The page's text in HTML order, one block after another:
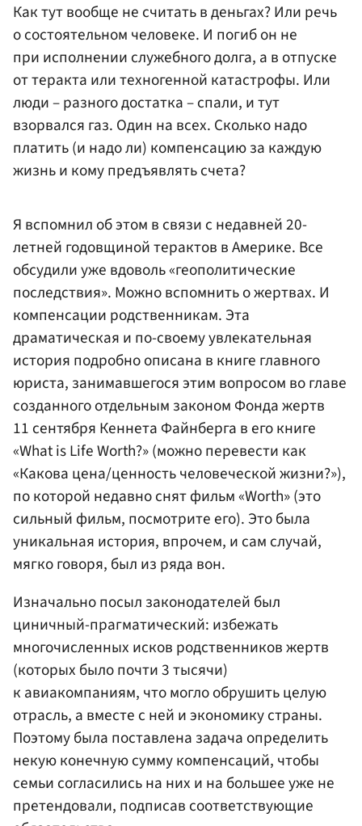
Как тут вообще не считать в деньгах? Или речь
о состоятельном человеке. И погиб он не
при исполнении служебного долга, а в отпуске
от теракта или техногенной катастрофы. Или
люди – разного достатка – спали, и тут
взорвался газ. Один на всех. Сколько надо
платить (и надо ли) компенсацию за каждую
жизнь и кому предъявлять счета?
Я вспомнил об этом в связи с недавней 20-
летней годовщиной терактов в Америке. Все
обсудили уже вдоволь «геополитические
последствия». Можно вспомнить о жертвах. И
компенсации родственникам. Эта
драматическая и по-своему увлекательная
история подробно описана в книге главного
юриста, занимавшегося этим вопросом во главе
созданного отдельным законом Фонда жертв
11 сентября Кеннета Файнберга в его книге
«What is Life Worth?» (можно перевести как
«Какова цена/ценность человеческой жизни?»),
по которой недавно снят фильм «Worth» (это
сильный фильм, посмотрите его). Это была
уникальная история, впрочем, и сам случай,
мягко говоря, был из ряда вон.
Изначально посыл законодателей был
циничный-прагматический: избежать
многочисленных исков родственников жертв
(которых было почти 3 тысячи)
к авиакомпаниям, что могло обрушить целую
отрасль, а вместе с ней и экономику страны.
Поэтому была поставлена задача определить
некую конечную сумму компенсаций, чтобы
семьи согласились на них и на большее уже не
претендовали, подписав соответствующие